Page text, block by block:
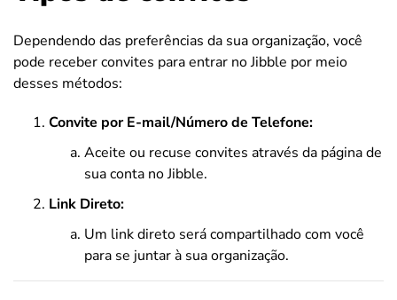
Dependendo das preferências da sua organização, você
pode receber convites para entrar no Jibble por meio
desses métodos:
Convite por E-mail/Número de Telefone:
Aceite ou recuse convites através da página de
sua conta no Jibble.
Link Direto:
Um link direto será compartilhado com você
para se juntar à sua organização.